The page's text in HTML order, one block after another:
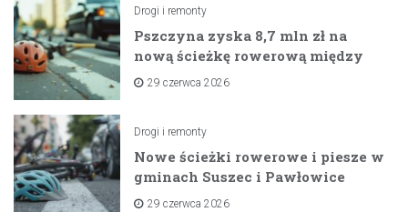
Drogi i remonty
Pszczyna zyska 8,7 mln zł na
nową ścieżkę rowerową między
zaporami
29 czerwca 2026
Drogi i remonty
Nowe ścieżki rowerowe i piesze w
gminach Suszec i Pawłowice
dzięki unijnemu wsparciu
29 czerwca 2026